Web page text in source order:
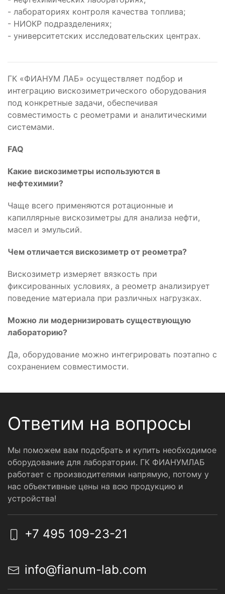
- лабораториях контроля качества топлива;
- НИОКР подразделениях;
- университетских исследовательских центрах.
ГК «ФИАНУМ ЛАБ» осуществляет подбор и
интеграцию вискозиметрического оборудования
под конкретные задачи, обеспечивая
совместимость с реометрами и аналитическими
системами.
FAQ
Какие вискозиметры используются в
нефтехимии?
Чаще всего применяются ротационные и
капиллярные вискозиметры для анализа нефти,
масел и эмульсий.
Чем отличается вискозиметр от реометра?
Вискозиметр измеряет вязкость при
фиксированных условиях, а реометр анализирует
поведение материала при различных нагрузках.
Можно ли модернизировать существующую
лабораторию?
Да, оборудование можно интегрировать поэтапно с
сохранением совместимости.
Ответим на вопросы
Мы поможем вам подобрать и купить необходимое
оборудование для лаборатории. ГК ФИАНУМЛАБ
работает с производителями напрямую, потому у
нас объективные цены на всю продукцию и
устройства!
+7 495 109-23-21
info@fianum-lab.com